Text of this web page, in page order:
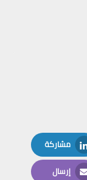
مشاركة
LinkedIn
إرسال